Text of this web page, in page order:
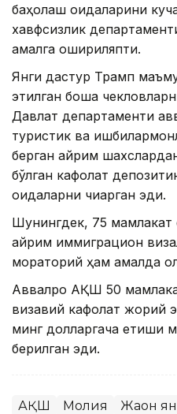
баҳолаш қоидаларини
хавфсизлик
амалга ошириляпти.
Янги дастур Трамп
этилган бошқа
Давлат департаменти
туристик ва
берган айрим
бўлган кафолат
қоидаларни чиқарган эди.
Шунингдек, 75 мамлакат
айрим иммиграцион
мораторий ҳам амалда
Аввалроқ АҚШ 50
визавий кафолат жорий
минг долларгача етиши
берилган эди.
АҚШ Молия Жаҳон